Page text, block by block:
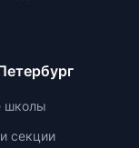
школы
секции